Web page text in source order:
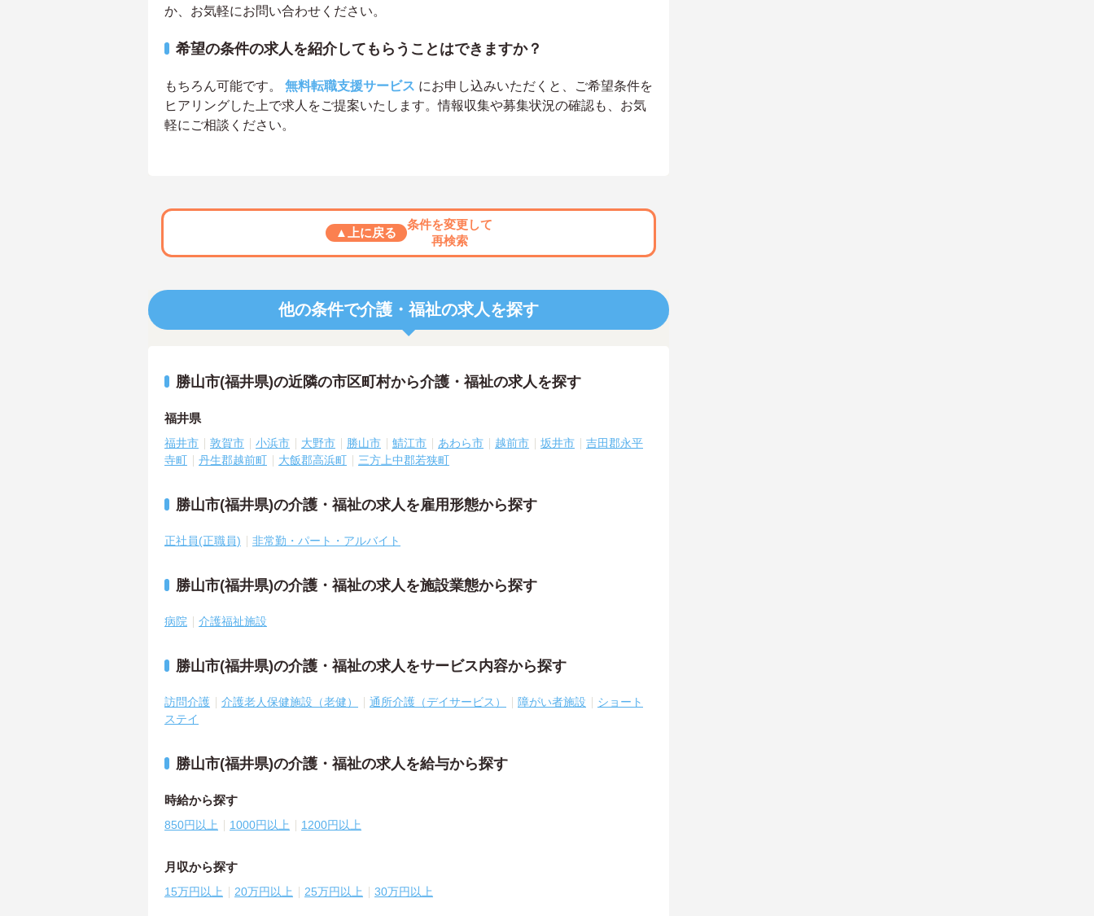
か、お気軽にお問い合わせください。
希望の条件の求人を紹介してもらうことはできますか？
もちろん可能です。 無料転職支援サービス にお申し込みいただくと、ご希望条件を
ヒアリングした上で求人をご提案いたします。情報収集や募集状況の確認も、お気
軽にご相談ください。
▲上に戻る
条件を変更して
再検索
他の条件で介護・福祉の求人を探す
勝山市(福井県)の近隣の市区町村から介護・福祉の求人を探す
福井県
福井市 敦賀市 小浜市 大野市 勝山市 鯖江市 あわら市 越前市 坂井市
吉田郡永平
寺町
丹生郡越前町 大飯郡高浜町 三方上中郡若狭町
勝山市(福井県)の介護・福祉の求人を雇用形態から探す
正社員(正職員) 非常勤・パート・アルバイト
勝山市(福井県)の介護・福祉の求人を施設業態から探す
病院 介護福祉施設
勝山市(福井県)の介護・福祉の求人をサービス内容から探す
訪問介護 介護老人保健施設（老健） 通所介護（デイサービス） 障がい者施設
ショート
ステイ
勝山市(福井県)の介護・福祉の求人を給与から探す
時給から探す
850円以上 1000円以上 1200円以上
月収から探す
15万円以上 20万円以上 25万円以上 30万円以上